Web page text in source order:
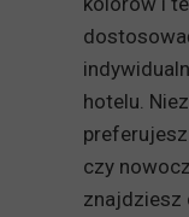
hotelu.
czy
znajdziesz